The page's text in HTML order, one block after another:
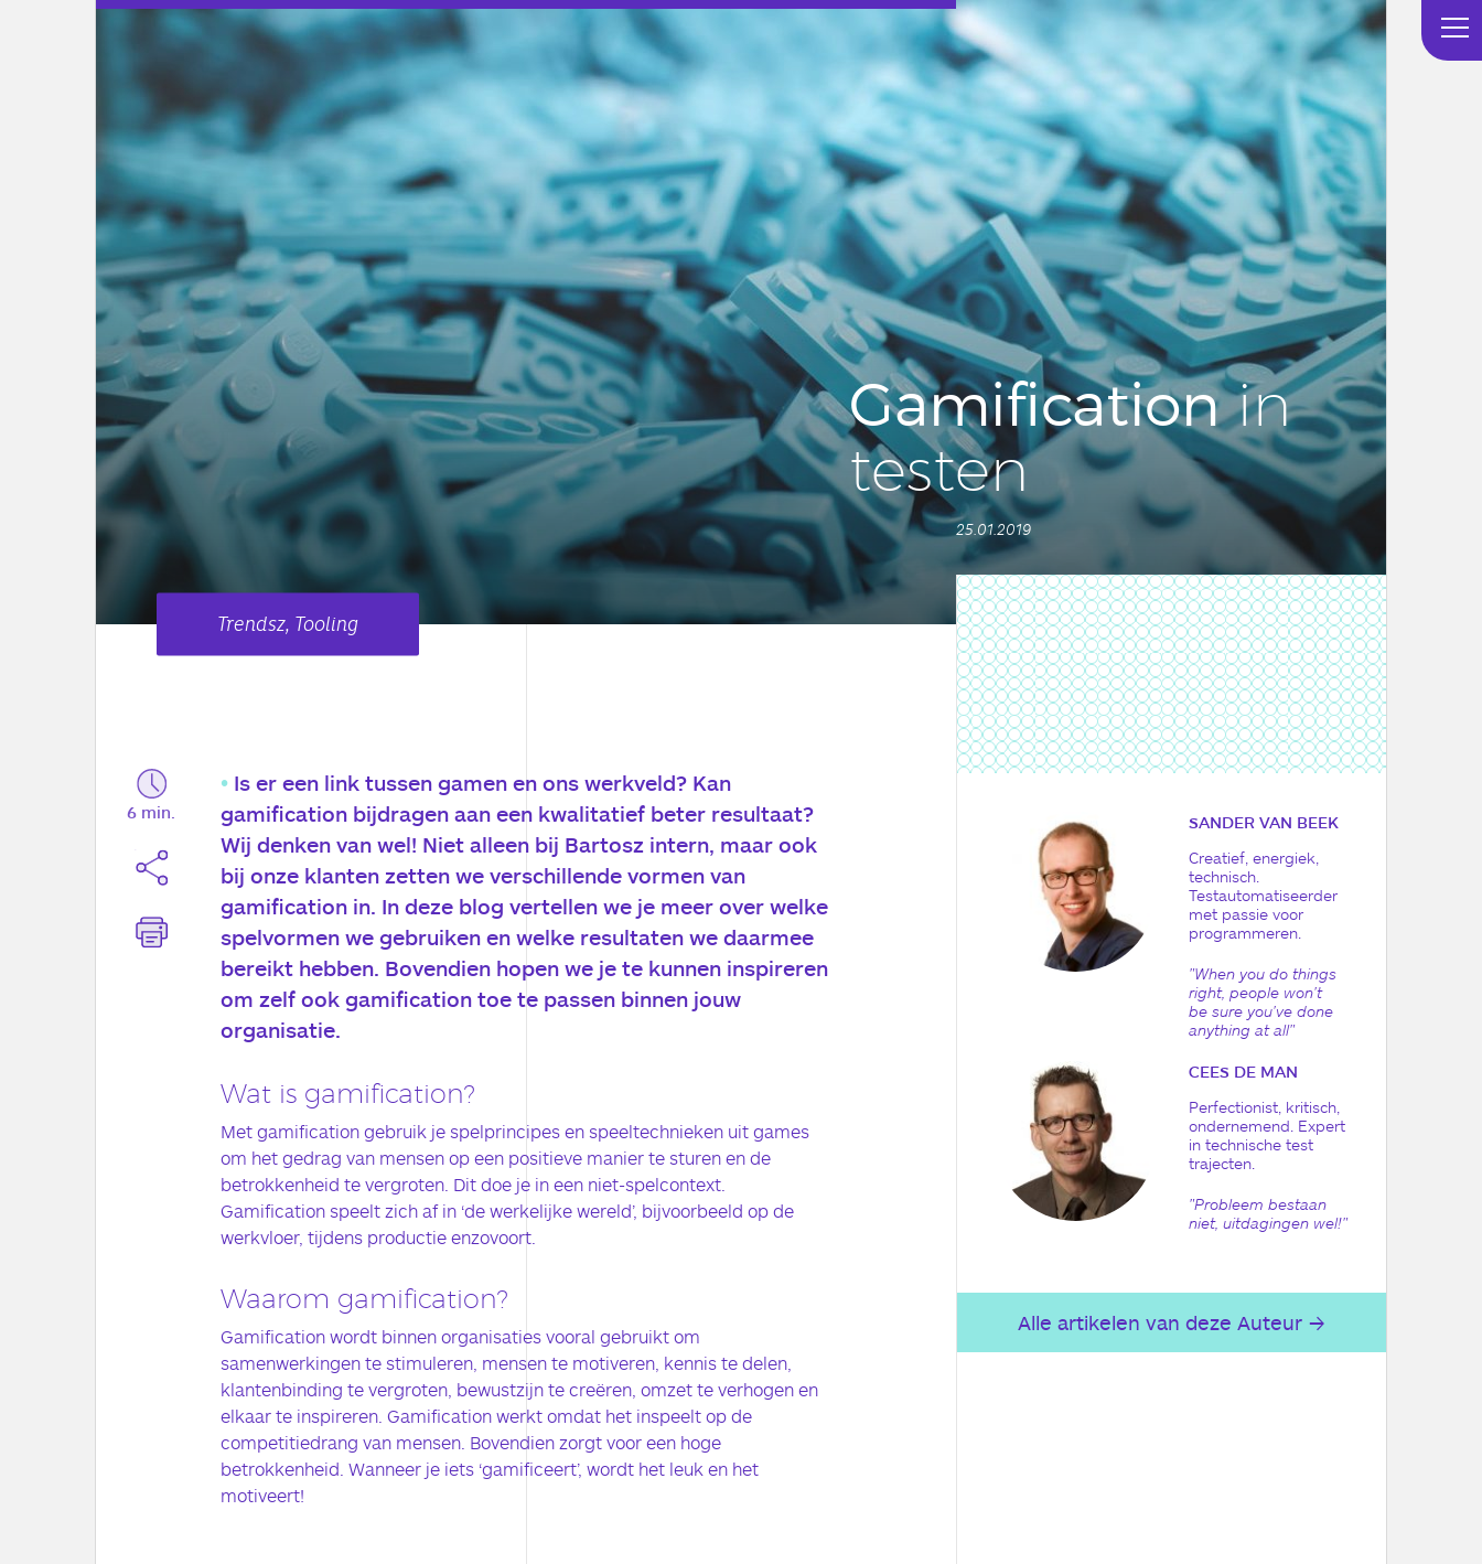
Ga­mi­fi­ca­ti­onin
testen
25.01.2019
Trendsz, Tooling
6 min.
Is er een link tussen gamen en ons werkveld? Kan
gamification bijdragen aan een kwalitatief beter resultaat?
Wij denken van wel! Niet alleen bij Bartosz intern, maar ook
bij onze klanten zetten we verschillende vormen van
gamification in. In deze blog vertellen we je meer over welke
spelvormen we gebruiken en welke resultaten we daarmee
bereikt hebben. Bovendien hopen we je te kunnen inspireren
om zelf ook gamification toe te passen binnen jouw
organisatie.
Wat is gamification?
Met gamification gebruik je spelprincipes en speeltechnieken uit games
om het gedrag van mensen op een positieve manier te sturen en de
betrokkenheid te vergroten. Dit doe je in een niet-spelcontext.
Gamification speelt zich af in ‘de werkelijke wereld’, bijvoorbeeld op de
werkvloer, tijdens productie enzovoort.
Waarom gamification?
Gamification wordt binnen organisaties vooral gebruikt om
samenwerkingen te stimuleren, mensen te motiveren, kennis te delen,
klantenbinding te vergroten, bewustzijn te creëren, omzet te verhogen en
elkaar te inspireren. Gamification werkt omdat het inspeelt op de
competitiedrang van mensen. Bovendien zorgt voor een hoge
betrokkenheid. Wanneer je iets ‘gamificeert’, wordt het leuk en het
motiveert!
SANDER VAN BEEK
Creatief, energiek,
technisch.
Testautomatiseerder
met passie voor
programmeren.
"When you do things
right, people won't
be sure you've done
anything at all"
CEES DE MAN
Perfectionist, kritisch,
ondernemend. Expert
in technische test
trajecten.
"Probleem bestaan
niet, uitdagingen wel!"
Alle artikelen van deze Auteur